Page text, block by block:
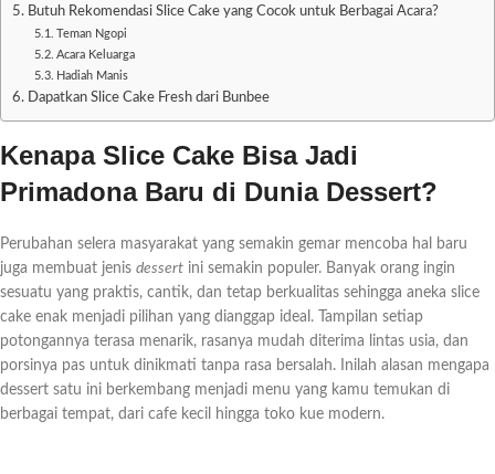
Butuh Rekomendasi Slice Cake yang Cocok untuk Berbagai Acara?
Teman Ngopi
Acara Keluarga
Hadiah Manis
Dapatkan Slice Cake Fresh dari Bunbee
Kenapa Slice Cake Bisa Jadi
Primadona Baru di Dunia Dessert?
Perubahan selera masyarakat yang semakin gemar mencoba hal baru
juga membuat jenis dessert ini semakin populer. Banyak orang ingin
sesuatu yang praktis, cantik, dan tetap berkualitas sehingga aneka slice
cake enak menjadi pilihan yang dianggap ideal. Tampilan setiap
potongannya terasa menarik, rasanya mudah diterima lintas usia, dan
porsinya pas untuk dinikmati tanpa rasa bersalah. Inilah alasan mengapa
dessert satu ini berkembang menjadi menu yang kamu temukan di
berbagai tempat, dari cafe kecil hingga toko kue modern.